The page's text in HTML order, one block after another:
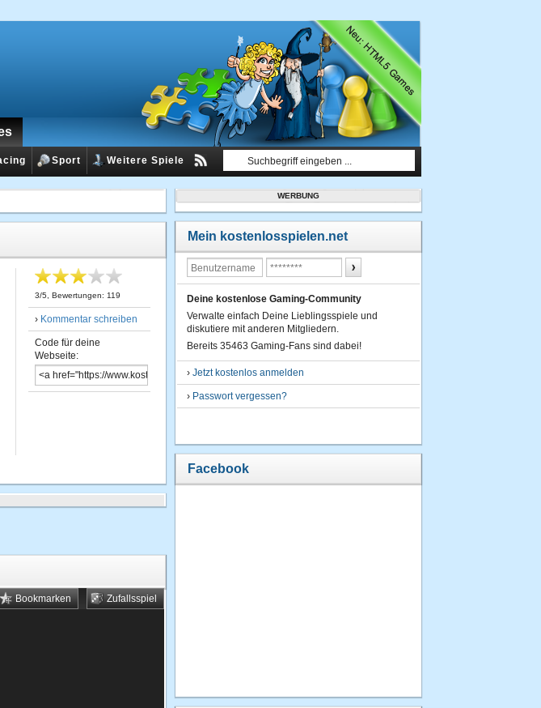
Sport Weitere Spiele
3/5 , Bewertungen: 119
› Kommentar schreiben
Code für deine
Webseite:
Zufallsspiel
Bookmarken
WERBUNG
Mein kostenlosspielen.net
Deine kostenlose Gaming-Community
Verwalte einfach Deine Lieblingsspiele und
diskutiere mit anderen Mitgliedern.
Bereits 35463 Gaming-Fans sind dabei!
› Jetzt kostenlos anmelden
› Passwort vergessen?
Facebook